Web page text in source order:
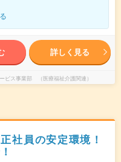
詳しく見る
ビス事業部 （医療福祉介護関連）
社員の安定環境！